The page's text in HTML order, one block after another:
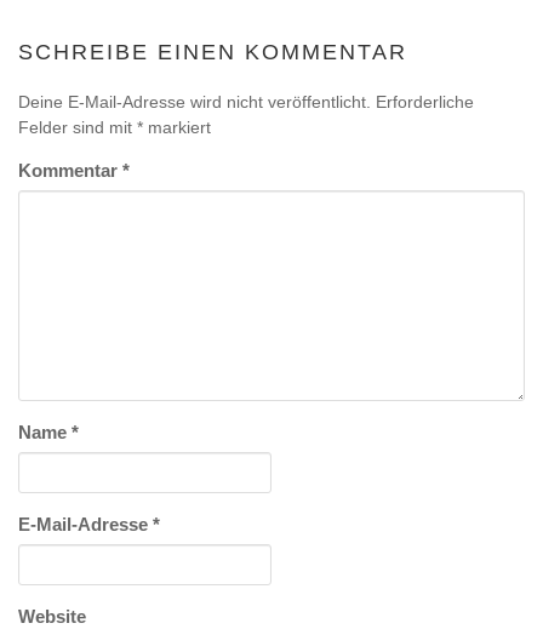
SCHREIBE EINEN KOMMENTAR
Deine E-Mail-Adresse wird nicht veröffentlicht. Erforderliche
Felder sind mit * markiert
Kommentar *
Name *
E-Mail-Adresse *
Website